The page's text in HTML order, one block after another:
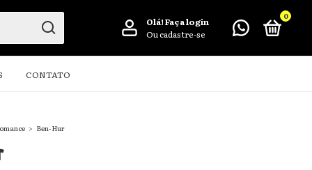
Olá!Faça login
Ou cadastre-se
0
CONTATO
> Ben-Hur